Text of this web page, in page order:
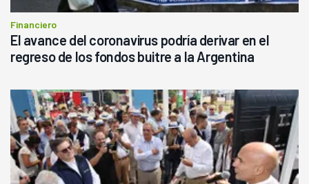
Financiero
El avance del coronavirus podría derivar en el
regreso de los fondos buitre a la Argentina